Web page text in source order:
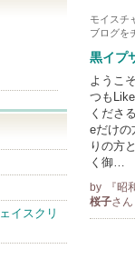
イスクリ
モイスチ
ブログを
黒イプ
ようこ
つも
くださ
eだけの
りの方
く御…
by 『昭
桜子さん